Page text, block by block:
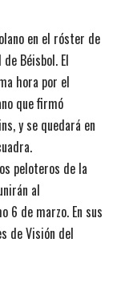
en el róster de
Béisbol. El
hora por el
que firmó
y se quedará en
peloteros de la
al
6 de marzo. En sus
de Visión del